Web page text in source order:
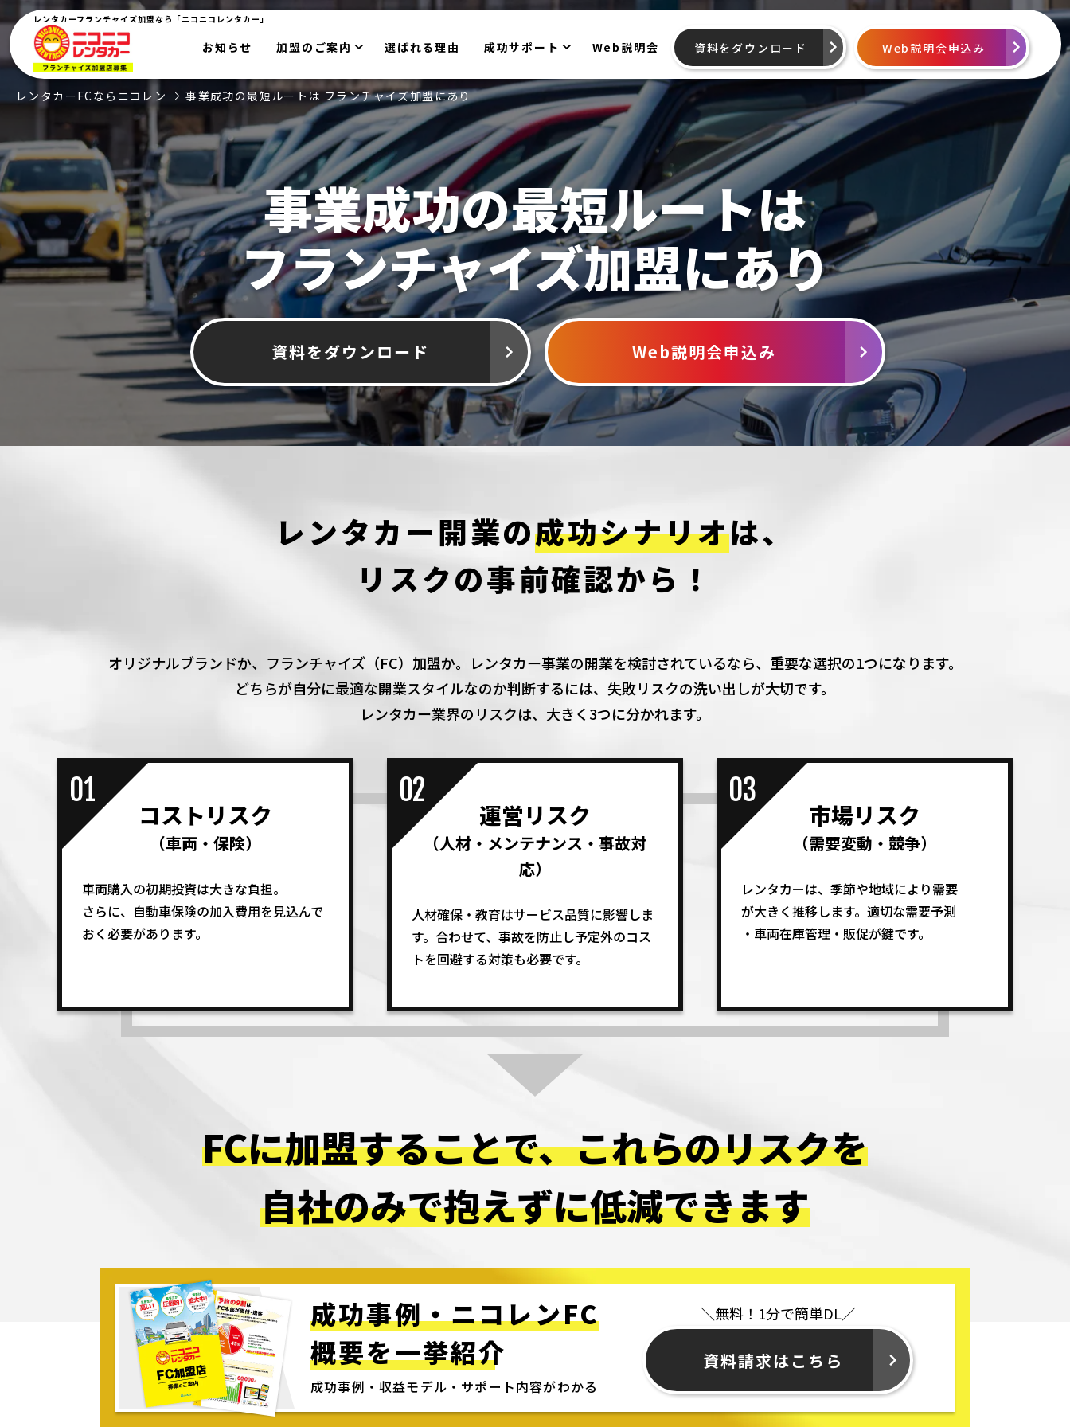
レンタカーフランチャイズ加盟なら「ニコニコレンタカー」
お知らせ 加盟のご案内 選ばれる理由 成功サポート Web説明会 資料をダウンロード Web説明会申込み
事業成功の最短ルートは
フランチャイズ加盟にあり
資料をダウンロード Web説明会申込み
レンタカーFCならニコレン 事業成功の最短ルートは フランチャイズ加盟にあり
レンタカー開業の成功シナリオは、
リスクの事前確認から！
オリジナルブランドか、 フランチャイズ（FC）加盟か。 レンタカー事業の開業を検討されているなら、 重要な選択の1つになります。
どちらが自分に最適な開業スタイルなのか判断するには、失敗リスクの洗い出しが大切です。
レンタカー業界のリスクは、 大きく3つに分かれます。
01
コストリスク
（車両・保険）
車両購入の初期投資は大きな負担。
さらに、自動車保険の加入費用を見込んで
おく必要があります。
02
運営リスク
（人材・メンテナンス・事故対
応）
人材確保・教育はサービス品質に影響しま
す。合わせて、事故を防止し予定外のコス
トを回避する対策も必要です。
03
市場リスク
（需要変動・競争）
レンタカーは、季節や地域により需要
が大きく推移します。適切な需要予測
・車両在庫管理・販促が鍵です。
FCに加盟することで、これらのリスクを
自社のみで抱えずに低減できます
成功事例・ニコレンFC
概要を一挙紹介
成功事例・収益モデル・ サポート内容がわかる
＼無料！1分で簡単DL／
資料請求はこちら